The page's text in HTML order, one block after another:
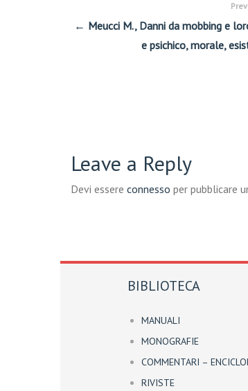
← Meucci M., Danni da mobbing e
e psichico, morale,
Leave a Reply
Devi essere connesso per pubblicare
BIBLIOTECA
MANUALI
MONOGRAFIE
COMMENTARI –
RIVISTE